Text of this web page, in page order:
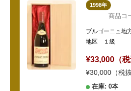
1998年
商品コ
ブルゴーニュ地
地区 １級
¥33,000（税
¥30,000（税抜
在庫: 0本